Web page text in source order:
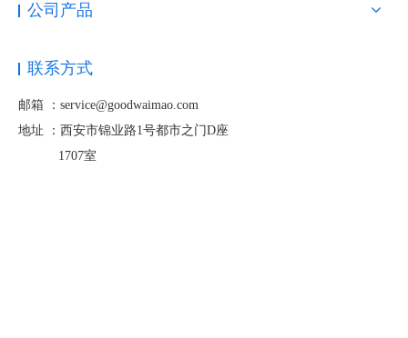
到目前为止，视频内容是营销人员可以用来吸引观众的最有力和最
难忘的内容。实际上，《 HubSpot数字消费者趋势报告》显示，视
频是当今最受欢迎的内容形式。
实际上，如果您希望观众全神贯注，那么视频内容应该是每天的选
公司产品
联系方式
邮箱 ：service@goodwaimao.com
地址 ： 西安市锦业路1号都市之门D座
1707室